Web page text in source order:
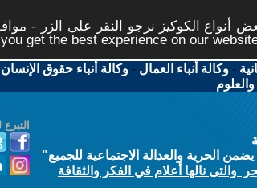
أنواع الكوكيز نرجو النقر على الزر -
get the best experience on our
-وكالة أنباء العمال -وكالة أنباء حقوق الإنسان
الحرية والعدالة الاجتماعية للجميع"
والتى نالها أعلام في الفكر والثقافة